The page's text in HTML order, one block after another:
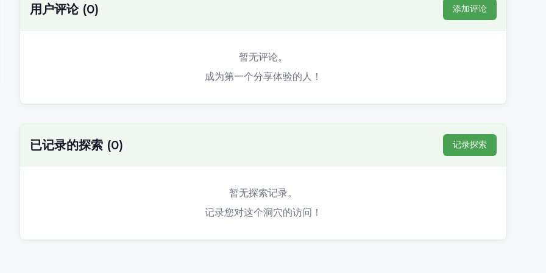
用户评论(0) 添加评论
暂无评论。
成为第一个分享体验的人！
已记录的探索 (0) 记录探索
暂无探索记录。
记录您对这个洞穴的访问！